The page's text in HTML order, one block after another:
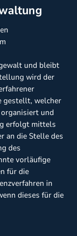
und bleibt
wird der
gestellt, welcher
und
erfolgt mittels
an die Stelle des
des
vorläufige
für die
in
dieses für die